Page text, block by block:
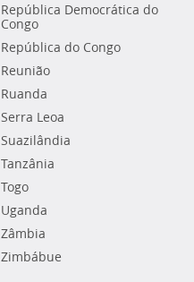
República Democrática do
Congo
República do Congo
Reunião
Ruanda
Serra Leoa
Suazilândia
Tanzânia
Togo
Uganda
Zâmbia
Zimbábue